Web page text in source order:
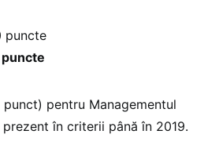
puncte
pentru Managementul
în criterii până în 2019.